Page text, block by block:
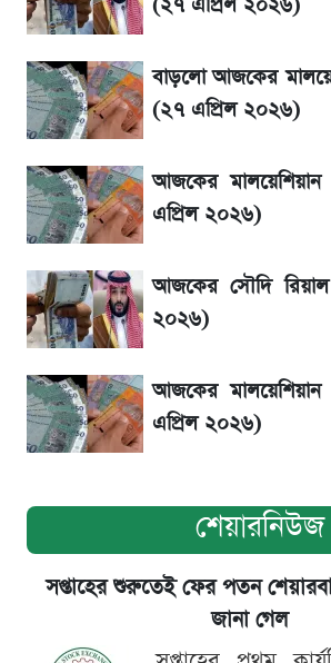
৬ আগস্ট দেশের বাজারে স্বর্ণের দাম
রবির বড় সাফল্য! আয় কম বাড়লেও
গ্রাহক বৃদ্ধি
শেয়ার বিজকে লিগ্যাল নোটিশ
বিতর্ক
সৌদিতে বাংলাদেশিদের আকামা
নিয়ম
বাড়লো আজকের
(২৭ এপ্রিল ২০২৬)
আজকের
এপ্রিল ২০২৬)
আজকের সৌদি
২০২৬)
আজকের
এপ্রিল ২০২৬)
শেয়ারনিউজ
সপ্তাহের শুরুতেই ফের পতন
জানা গেল